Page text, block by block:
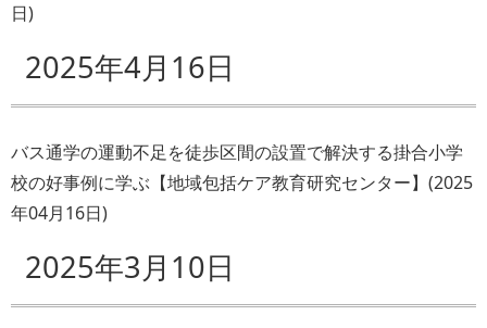
日)
2025年4月16日
バス通学の運動不足を徒歩区間の設置で解決する掛合小学
校の好事例に学ぶ【地域包括ケア教育研究センター】 (2025
年04月16日)
2025年3月10日